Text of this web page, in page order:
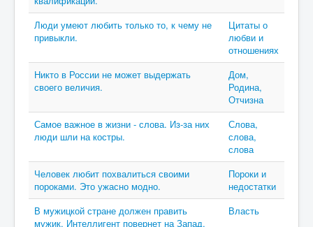
Люди умеют любить только то, к чему не
привыкли.
Цитаты о
любви и
отношениях
Никто в России не может выдержать
своего величия.
Дом,
Родина,
Отчизна
Самое важное в жизни - слова. Из-за них
люди шли на костры.
Слова,
слова,
слова
Человек любит похвалиться своими
пороками. Это ужасно модно.
Пороки и
недостатки
В мужицкой стране должен править
мужик. Интеллигент повернет на Запад.
Власть